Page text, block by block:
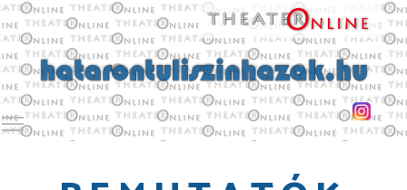
Toggle main menu visibility